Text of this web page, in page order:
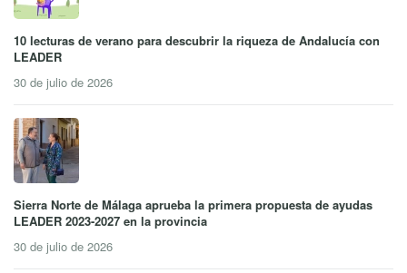
10 lecturas de verano para descubrir la riqueza de Andalucía con
LEADER
30 de julio de 2026
Sierra Norte de Málaga aprueba la primera propuesta de ayudas
LEADER 2023-2027 en la provincia
30 de julio de 2026